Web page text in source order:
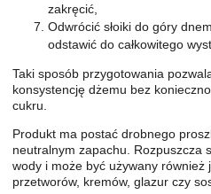
zakręcić,
Odwrócić słoiki do góry
odstawić do całkowitego
Taki sposób przygotowania
konsystencję dżemu bez
cukru.
Produkt ma postać drobnego
neutralnym zapachu. Rozpuszcza
wody i może być używany również
przetworów, kremów, glazur czy